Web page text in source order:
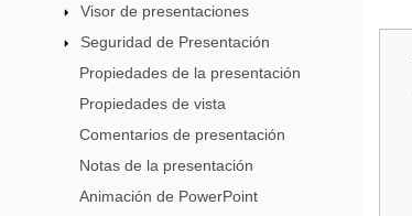
Visor de presentaciones
Seguridad de Presentación
Propiedades de la presentación
Propiedades de vista
Comentarios de presentación
Notas de la presentación
Animación de PowerPoint